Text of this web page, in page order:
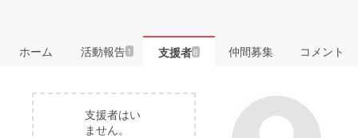
ホーム 活動報告1 支援者6 仲間募集 コメント
支援者はい
ません。